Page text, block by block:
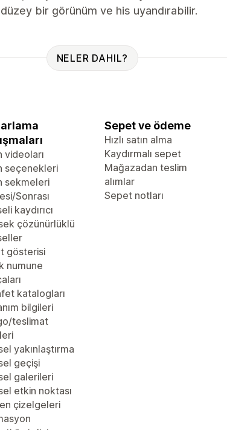
bir görünüm ve his uyandırabilir.
NELER DAHIL?
videoları
seçenekleri
sekmeleri
Sonrası
kaydırıcı
çözünürlüklü
gösterisi
numune
katalogları
bilgileri
teslimat
yakınlaştırma
geçişi
galerileri
etkin noktası
çizelgeleri
Sepet ve ödeme
Hızlı satın alma
Kaydırmalı sepet
Mağazadan teslim
alımlar
Sepet notları